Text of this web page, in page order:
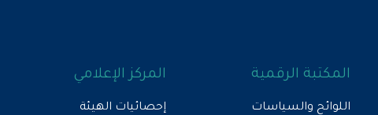
المكتبة الرقمية
اللوائح والسياسات
المركز الإعلامي
إحصائيات الهيئة